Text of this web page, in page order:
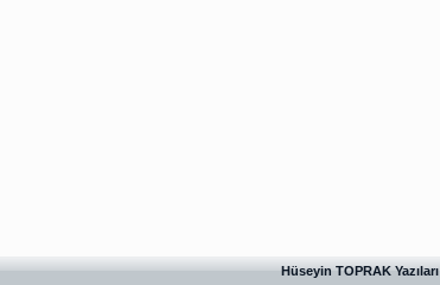
Hüseyin TOPRAK Yazıları